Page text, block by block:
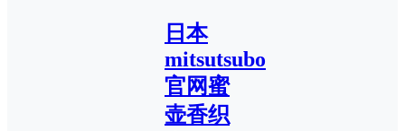
日本
mitsutsubo
官网蜜
壶香织